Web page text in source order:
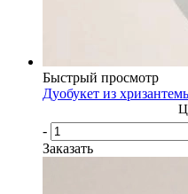
Быстрый просмотр
Дуобукет из
-
Заказать